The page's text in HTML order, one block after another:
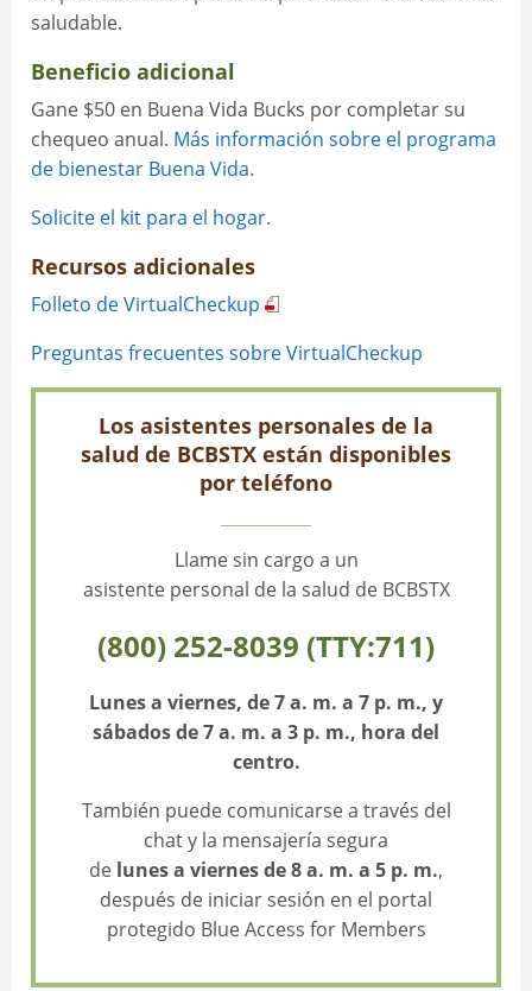
saludable.
Beneficio adicional
Gane $50 en Buena Vida Bucks por completar su
chequeo anual. Más información sobre el programa
de bienestar Buena Vida.
Solicite el kit para el hogar.
Recursos adicionales
Folleto de VirtualCheckup
Preguntas frecuentes sobre VirtualCheckup
Los asistentes personales de la
salud de BCBSTX están disponibles
por teléfono
Llame sin cargo a un
asistente personal de la salud de BCBSTX
(800) 252-8039 (TTY:711)
Lunes a viernes, de 7 a. m. a 7 p. m., y
sábados de 7 a. m. a 3 p. m., hora del
centro.
También puede comunicarse a través del
chat y la mensajería segura
de lunes a viernes de 8 a. m. a 5 p. m.,
después de iniciar sesión en el portal
protegido Blue Access for Members